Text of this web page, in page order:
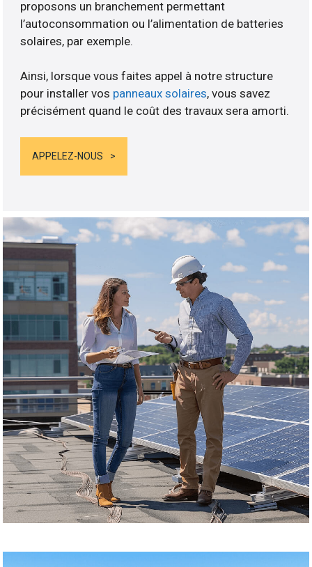
proposons un branchement permettant
l’autoconsommation ou l’alimentation de batteries
solaires, par exemple.
Ainsi, lorsque vous faites appel à notre structure
pour installer vos panneaux solaires, vous savez
précisément quand le coût des travaux sera amorti.
APPELEZ-NOUS